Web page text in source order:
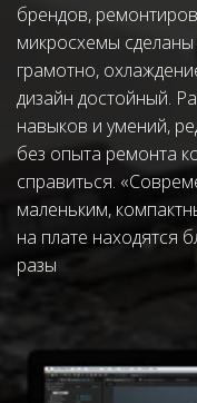
брендов,
микросхемы
грамотно,
дизайн достойный.
навыков и умений,
без опыта ремонта
справиться.
маленьким,
на плате находятся
разы